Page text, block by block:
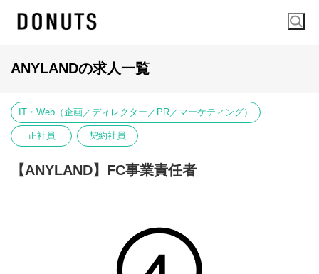
ANYLANDの求人一覧
IT・Web（企画／ディレクター／PR／マーケティング）
正社員 契約社員
【ANYLAND】FC事業責任者